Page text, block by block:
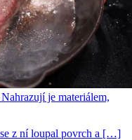
je materiálem,
z ní loupal povrch a […]